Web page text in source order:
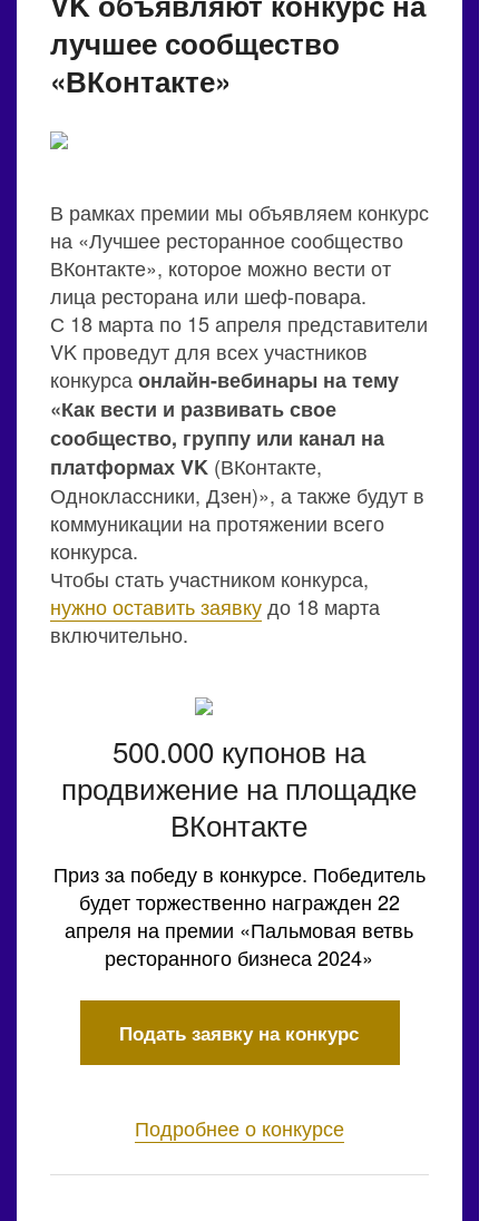
лучшее сообщество
«ВКонтакте»
В рамках премии мы объявляем конкурс
на «Лучшее ресторанное сообщество
ВКонтакте», которое можно вести от
лица ресторана или шеф-повара.
С 18 марта по 15 апреля представители
VK проведут для всех участников
конкурса онлайн-вебинары на тему
«Как вести и развивать свое
сообщество, группу или канал на
платформах VK (ВКонтакте,
Одноклассники, Дзен)», а также будут в
коммуникации на протяжении всего
конкурса.
Чтобы стать участником конкурса,
нужно оставить заявкудо 18 марта
включительно.
500.000 купонов на
продвижение на площадке
ВКонтакте
Приз за победу в конкурсе. Победитель
будет торжественно награжден 22
апреля на премии «Пальмовая ветвь
ресторанного бизнеса 2024»
Подать заявку на конкурс
Подробнее о конкурсе